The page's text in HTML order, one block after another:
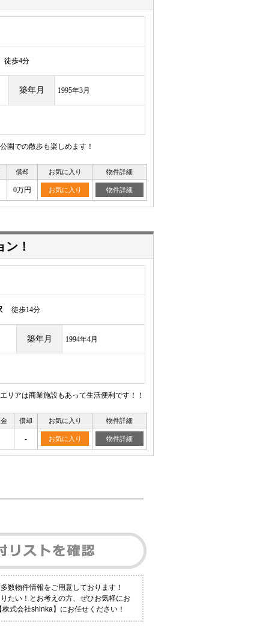
徒歩4分
築年月 1995年3月
園での散歩も楽しめます！
償却 お気に入り 物件詳細
0万円 お気に入り 物件詳細
！
徒歩14分
築年月 1994年4月
アは商業施設もあって生活便利です！！
償却 お気に入り 物件詳細
- お気に入り 物件詳細
数物件情報をご用意しております！
たい！とお考えの方、ぜひお気軽にお
式会社shinka】にお任せください！